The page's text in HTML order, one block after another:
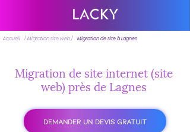
Accueil / Migration site web / Migration de site à Lagnes
Migration de site internet (site
web) près de Lagnes
DEMANDER UN DEVIS GRATUIT